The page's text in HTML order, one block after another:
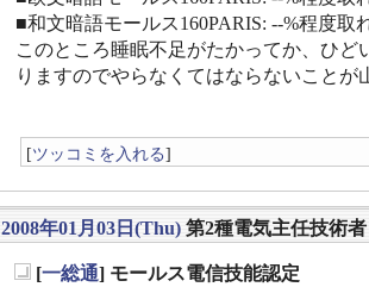
■和文暗語モールス160PARIS: --%程度取
このところ睡眠不足がたかってか、ひど
りますのでやらなくてはならないことが
[ツッコミを入れる]
2008年01月03日(Thu) 第2種電気主任技術者
[一総通] モールス電信技能認定